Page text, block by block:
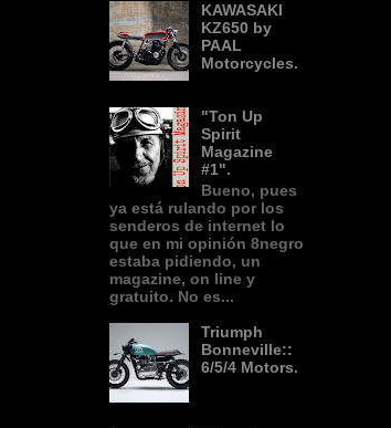
KAWASAKI
KZ650 by
PAAL
Motorcycles.
"Ton Up
Spirit
Magazine
#1".
Bueno, pues
ya está rulando por los
senderos de internet lo
que en mi opinión 8negro
estaba pidiendo, un
magazine, on line y
gratuito. No es...
Triumph
Bonneville::
6/5/4 Motors.